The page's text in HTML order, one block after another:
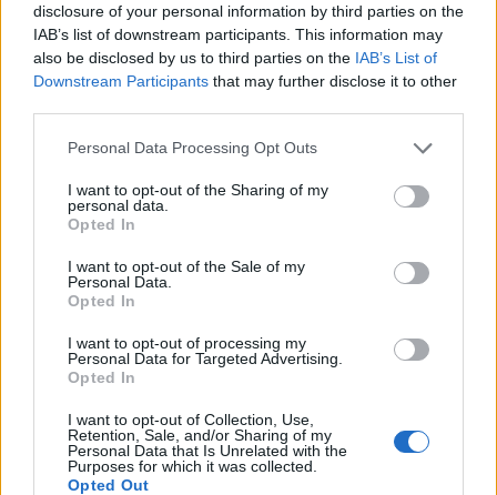
disclosure of your personal information by third parties on the
IAB’s list of downstream participants. This information may
also be disclosed by us to third parties on the IAB’s List of
Downstream Participants that may further disclose it to other
Personal Data Processing Opt Outs
I want to opt-out of the Sharing of my
personal data.
Opted In
I want to opt-out of the Sale of my
Personal Data.
Opted In
I want to opt-out of processing my
Personal Data for Targeted Advertising.
Opted In
I want to opt-out of Collection, Use,
Retention, Sale, and/or Sharing of my
Personal Data that Is Unrelated with the
Purposes for which it was collected.
Opted Out
τάσεις επικράτησαν στη
συνεδρίαση της Παρασκευής
Χρηματιστήριο. Στις 846,80
μονάδες ο Γενικός Δείκτης